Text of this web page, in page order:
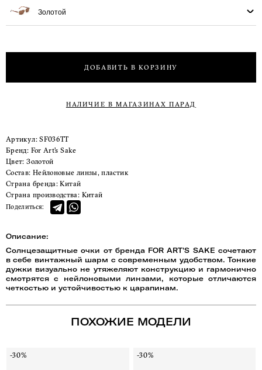
Золотой
ДОБАВИТЬ В КОРЗИНУ
НАЛИЧИЕ В МАГАЗИНАХ ПАРАД
Артикул:SF036TT
Бренд:
For Art's Sake
Цвет:
Золотой
Состав: Нейлоновые линзы, пластик
Страна бренда: Китай
Страна производства: Китай
Поделиться:
Описание:
Солнцезащитные очки от бренда FOR ART'S SAKE сочетают
в себе винтажный шарм с современным удобством. Тонкие
дужки визуально не утяжеляют конструкцию и гармонично
смотрятся с нейлоновыми линзами, которые отличаются
четкостью и устойчивостью к царапинам.
ПОХОЖИЕ МОДЕЛИ
-30% -30%